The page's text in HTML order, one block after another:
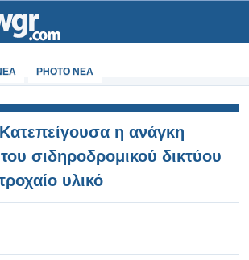
PHOTO NEA
η ανάγκη
σιδηροδρομικού δικτύου
υλικό